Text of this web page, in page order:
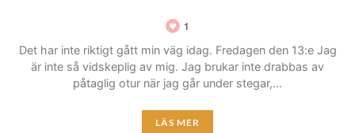
1
Det har inte riktigt gått min väg idag. Fredagen den 13:e Jag
är inte så vidskeplig av mig. Jag brukar inte drabbas av
påtaglig otur när jag går under stegar,…
LÄS MER